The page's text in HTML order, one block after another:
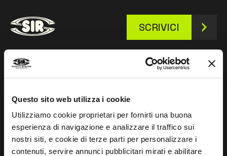
Questo sito web utilizza i cookie
Utilizziamo cookie proprietari per fornirti una buona
esperienza di navigazione e analizzare il traffico sui
nostri siti, e cookie di terze parti per personalizzare i
contenuti, servire annunci pubblicitari mirati e abilitare
SCRIVICI
Leave
this
field
blank